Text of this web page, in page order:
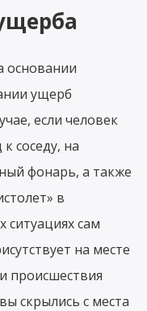
основании
ущерб
если человек
соседу, на
фонарь, а также
в
ситуациях сам
на месте
происшествия
скрылись с места